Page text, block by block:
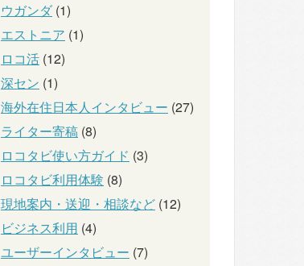
ウガンダ(1)
エストニア (1)
ロコ活 (12)
深セン (1)
海外在住日本人インタビュー (27)
ライター寄稿 (8)
ロコタビ使い方ガイド (3)
ロコタビ利用体験 (8)
現地案内・送迎・相談など (12)
ビジネス利用 (4)
ユーザーインタビュー (7)